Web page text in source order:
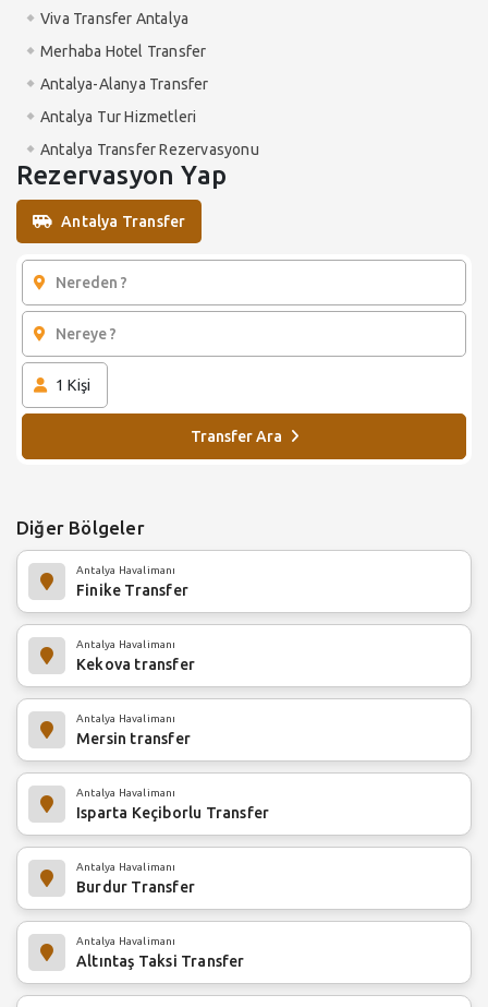
Viva Transfer Antalya
Merhaba Hotel Transfer
Antalya-Alanya Transfer
Antalya Tur Hizmetleri
Antalya Transfer Rezervasyonu
Rezervasyon Yap
Antalya Transfer
1 Kişi
Transfer Ara
Diğer Bölgeler
Antalya Havalimanı
Finike Transfer
Antalya Havalimanı
Kekova transfer
Antalya Havalimanı
Mersin transfer
Antalya Havalimanı
Isparta Keçiborlu Transfer
Antalya Havalimanı
Burdur Transfer
Antalya Havalimanı
Altıntaş Taksi Transfer